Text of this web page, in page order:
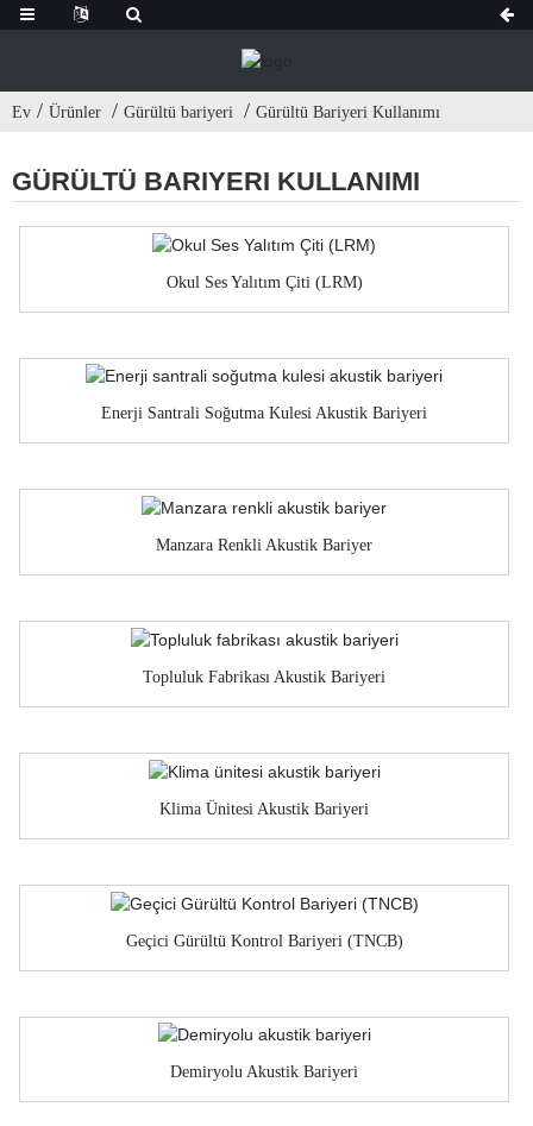
Ev Ürünler Gürültü bariyeri Gürültü Bariyeri Kullanımı
GÜRÜLTÜ BARIYERI KULLANIMI
Okul Ses Yalıtım Çiti (LRM)
Enerji Santrali Soğutma Kulesi Akustik Bariyeri
Manzara Renkli Akustik Bariyer
Topluluk Fabrikası Akustik Bariyeri
Klima Ünitesi Akustik Bariyeri
Geçici Gürültü Kontrol Bariyeri (TNCB)
Demiryolu Akustik Bariyeri